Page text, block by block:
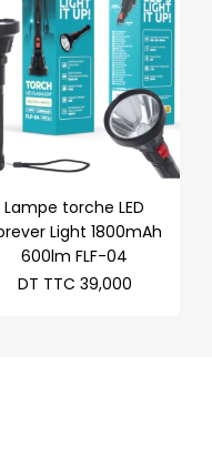
Lampe torche LED
Light 1800mAh
600lm FLF-04
DT TTC 39,000